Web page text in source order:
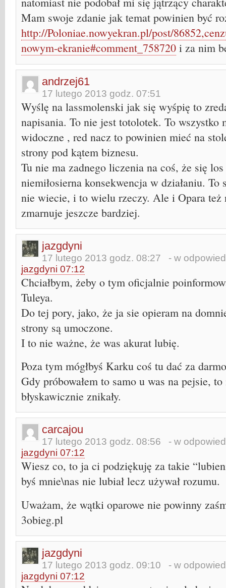
Mam swoje zdanie jak temat powinien być
http://Poloniae.nowyekran.pl/post/
nowym-ekranie#comment_758720 i za nim
andrzej61
17 lutego 2013 godz. 07:51
Wyślę na lassmolenski jak się wyśpię to
napisania. To nie jest totolotek. To wszystko
widoczne , red nacz to powinien mieć na
strony pod kątem biznesu.
Tu nie ma zadnego liczenia na coś, że się
niemiłosierna konsekwencja w działaniu. To
nie wiecie, i to wielu rzeczy. Ale i Opara
zmarnuje jeszcze bardziej.
jazgdyni
17 lutego 2013 godz. 08:27 - w
jazgdyni 07:12
Chciałbym, żeby o tym oficjalnie
Tuleya.
Do tej pory, jako, że ja sie opieram na
strony są umoczone.
I to nie ważne, że was akurat lubię.
Poza tym mógłbyś Karku coś tu dać za
Gdy próbowałem to samo u was na pejsie,
błyskawicznie znikały.
carcajou
17 lutego 2013 godz. 08:56 - w
jazgdyni 07:12
Wiesz co, to ja ci podziękuję za takie
byś mnie\nas nie lubiał lecz używał rozumu.
Uważam, że wątki oparowe nie powinny
3obieg.pl
jazgdyni
17 lutego 2013 godz. 09:10 - w
jazgdyni 07:12